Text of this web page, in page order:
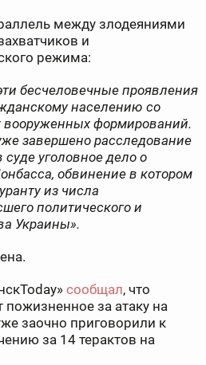
между злодеяниями
и
режима:
бесчеловечные проявления
населению со
вооруженных формирований.
завершено расследование
уголовное дело о
обвинение в котором
из числа
политического и
Украины».
сообщал, что
за атаку на
заочно приговорили к
за 14 терактов на